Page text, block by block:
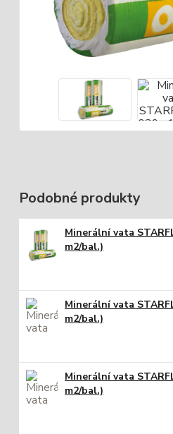
Podobné produkty
Minerální vata
m2/bal.)
Minerální vata
m2/bal.)
Minerální vata
m2/bal.)